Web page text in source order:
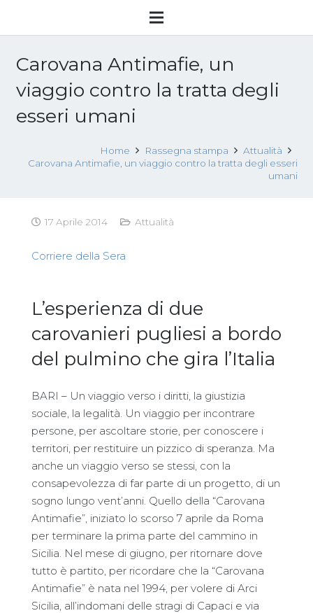
Carovana Antimafie, un
viaggio contro la tratta degli
esseri umani
Home Rassegna stampa
Attualità
Carovana Antimafie, un viaggio contro la tratta degli esseri
umani
17 Aprile 2014 Attualità
Corriere della Sera
L’esperienza di due
carovanieri pugliesi a bordo
del pulmino che gira l’Italia
BARI – Un viaggio verso i diritti, la giustizia
sociale, la legalità. Un viaggio per incontrare
persone, per ascoltare storie, per conoscere i
territori, per restituire un pizzico di speranza. Ma
anche un viaggio verso se stessi, con la
consapevolezza di far parte di un progetto, di un
sogno lungo vent’anni. Quello della “Carovana
Antimafie”, iniziato lo scorso 7 aprile da Roma
per terminare la prima parte del cammino in
Sicilia. Nel mese di giugno, per ritornare dove
tutto è partito, per ricordare che la “Carovana
Antimafie” è nata nel 1994, per volere di Arci
Sicilia, all’indomani delle stragi di Capaci e via